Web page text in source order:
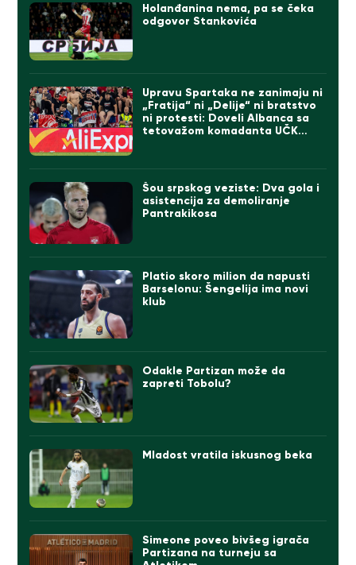
Holanđanina nema, pa se čeka
odgovor Stankovića
Upravu Spartaka ne zanimaju ni
„Fratija“ ni „Delije“ ni bratstvo
ni protesti: Doveli Albanca sa
tetovažom komadanta UČK
Šou srpskog veziste: Dva gola i
asistencija za demoliranje
Pantrakikosa
Platio skoro milion da napusti
Barselonu: Šengelija ima novi
klub
Odakle Partizan može da
zapreti Tobolu?
Mladost vratila iskusnog beka
Simeone poveo bivšeg igrača
Partizana na turneju sa